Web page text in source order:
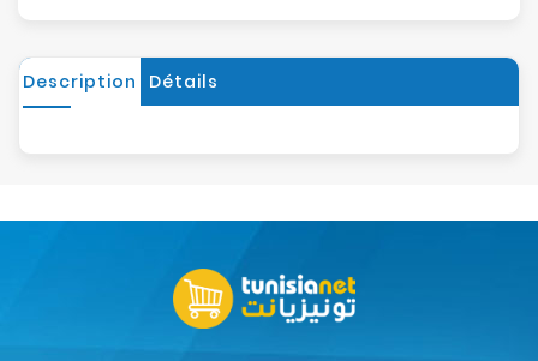
Description Détails